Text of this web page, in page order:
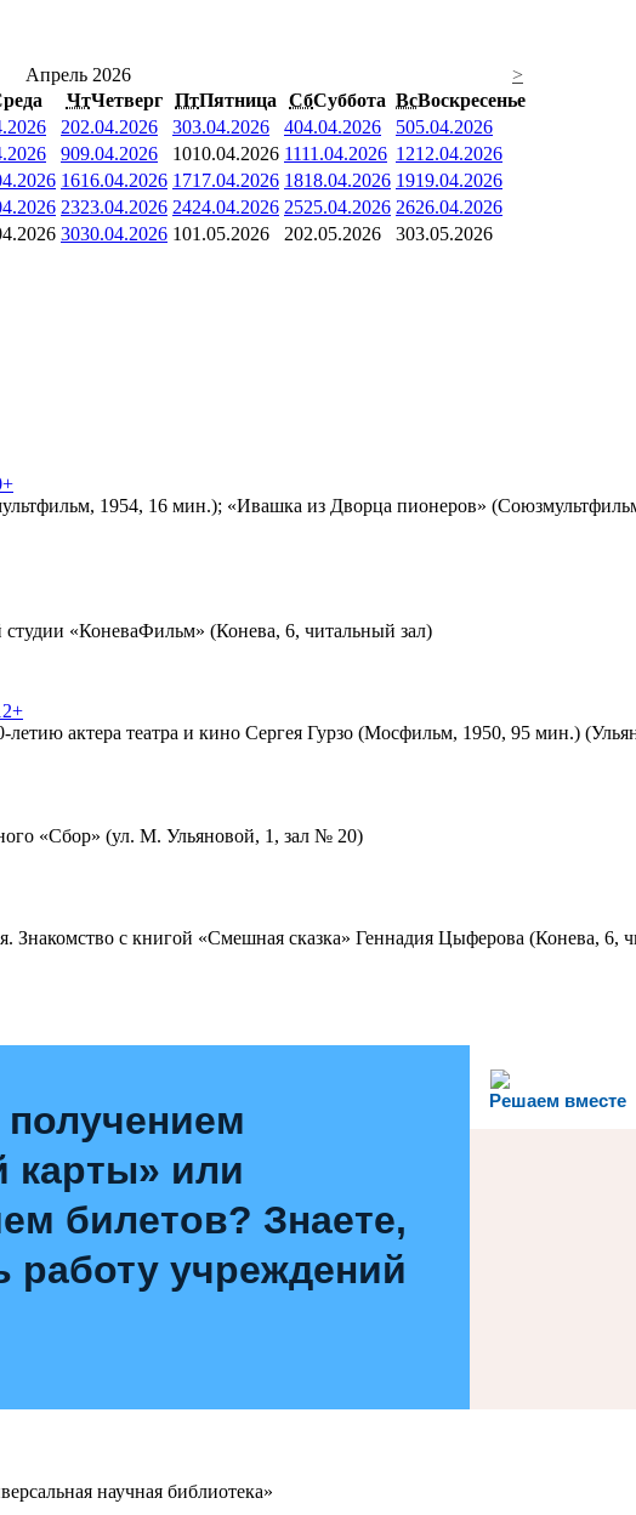
Апрель 2026
>
ЧтЧетверг ПтПятница СбСуббота ВсВоскресенье
202.04.2026 303.04.2026 404.04.2026 505.04.2026
909.04.2026 1010.04.2026 1111.04.2026 1212.04.2026
1616.04.2026 1717.04.2026 1818.04.2026 1919.04.2026
2323.04.2026 2424.04.2026 2525.04.2026 2626.04.2026
3030.04.2026 101.05.2026 202.05.2026 303.05.2026
1954, 16 мин.); «Ивашка из Дворца пионеров»
«КоневаФильм» (Конева, 6, читальный зал)
актера театра и кино Сергея Гурзо (Мосфильм, 1950, 95 мин.)
«Сбор» (ул. М. Ульяновой, 1, зал № 20)
Знакомство с книгой «Смешная сказка» Геннадия Цыферова (Конева, 6,
Решаем вместе
карты» или
билетов? Знаете,
работу учреждений
научная библиотека»